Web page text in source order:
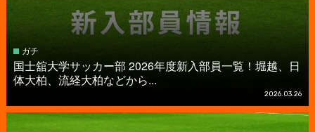
ガチ
国士舘大学サッカー部 2026年度新入部員一覧！堀越、日
体大柏、流経大柏などから...
2026.03.26